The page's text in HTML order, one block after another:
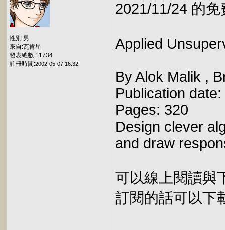
性別:男
來自:瓦肯星
發表總數:11734
註冊時間:2002-05-07 16:32
2021/11/24 的
Applied
By Alok Malik ,
Publication
Pages: 320
Design clever
and draw
可以線上閱讀與
訂閱的話可以下